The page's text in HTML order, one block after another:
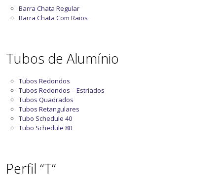
Barra Chata Regular
Barra Chata Com Raios
Tubos de Alumínio
Tubos Redondos
Tubos Redondos – Estriados
Tubos Quadrados
Tubos Retangulares
Tubo Schedule 40
Tubo Schedule 80
Perfil “T”